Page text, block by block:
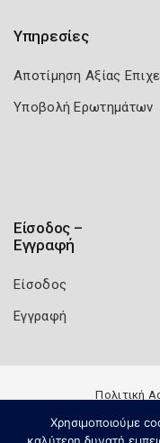
Υπηρεσίες
Αποτίμηση Αξίας
Υποβολή Ερωτημάτων
Είσοδος –
Εγγραφή
Είσοδος
Εγγραφή
Πολιτική
Χρησιμοποιούμε